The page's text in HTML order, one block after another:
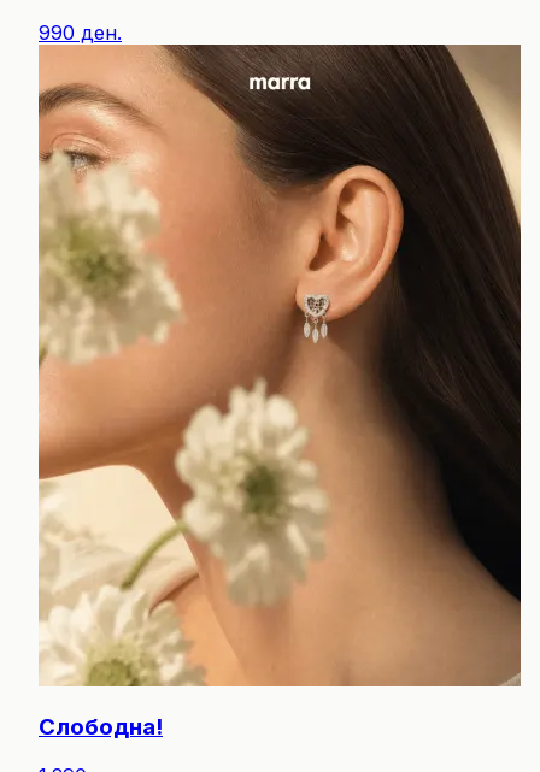
990 ден.
Слободна!